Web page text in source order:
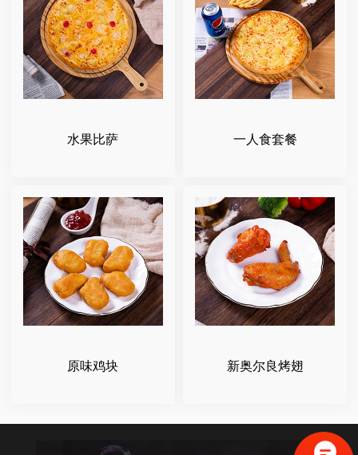
水果比萨 一人食套餐
原味鸡块 新奥尔良烤翅